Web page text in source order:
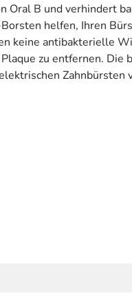
Oral B und verhindert
helfen, Ihren
keine antibakterielle
zu entfernen. Die
Zahnbürsten